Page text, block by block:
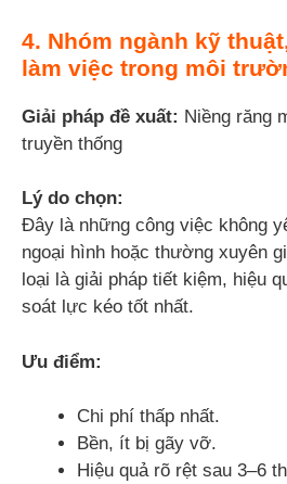
4. Nhóm ngành kỹ
làm việc trong môi
Giải pháp đề xuất: Niềng răng
truyền thống
Lý do chọn:
Đây là những công việc không
ngoại hình hoặc thường xuyên
loại là giải pháp tiết kiệm, hiệu
soát lực kéo tốt nhất.
Ưu điểm:
Chi phí thấp nhất.
Bền, ít bị gãy vỡ.
Hiệu quả rõ rệt sau 3–6